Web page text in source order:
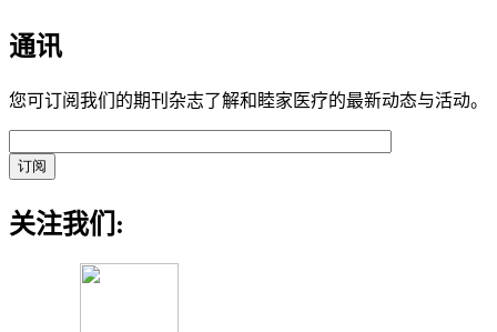
通讯
您可订阅我们的期刊杂志了解和睦家医疗的最新动态与活动。
关注我们: